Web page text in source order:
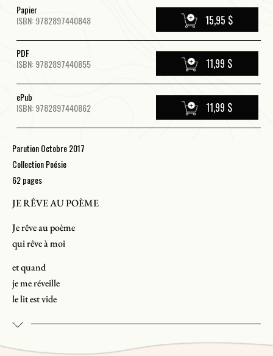
Papier
ISBN: 9782897440848
15,95 $
PDF
ISBN: 9782897440855
11,99 $
ePub
ISBN: 9782897440862
11,99 $
Parution Octobre 2017
Collection Poésie
62 pages
JE RÊVE AU POÈME
Je rêve au poème
qui rêve à moi
et quand
je me réveille
le lit est vide